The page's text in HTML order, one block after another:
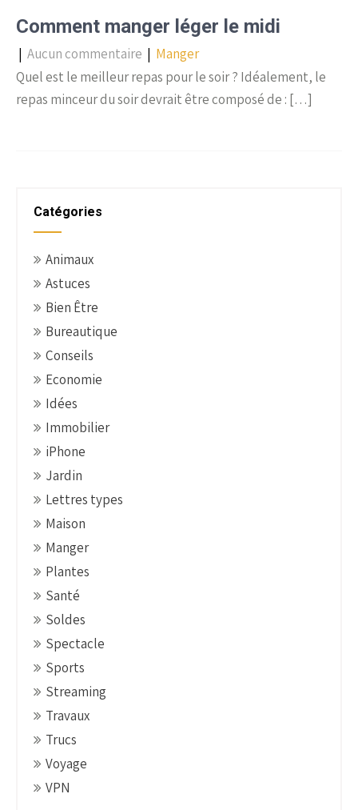
Comment manger léger le midi
| Aucun commentaire | Manger
Quel est le meilleur repas pour le soir ? Idéalement, le
repas minceur du soir devrait être composé de : […]
Catégories
Animaux
Astuces
Bien Être
Bureautique
Conseils
Economie
Idées
Immobilier
iPhone
Jardin
Lettres types
Maison
Manger
Plantes
Santé
Soldes
Spectacle
Sports
Streaming
Travaux
Trucs
Voyage
VPN